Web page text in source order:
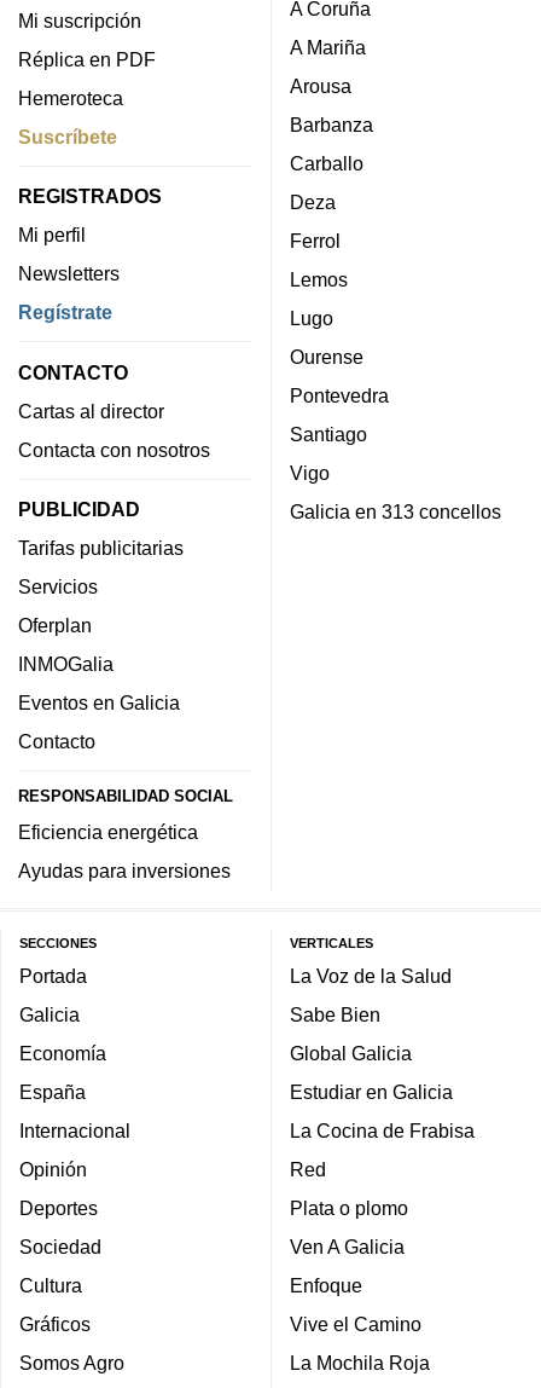
Mi suscripción
Réplica en PDF
Hemeroteca
Suscríbete
REGISTRADOS
Mi perfil
Newsletters
Regístrate
CONTACTO
Cartas al director
Contacta con nosotros
PUBLICIDAD
Tarifas publicitarias
Servicios
Oferplan
INMOGalia
Eventos en Galicia
Contacto
RESPONSABILIDAD SOCIAL
Eficiencia energética
Ayudas para inversiones
A Coruña
A Mariña
Arousa
Barbanza
Carballo
Deza
Ferrol
Lemos
Lugo
Ourense
Pontevedra
Santiago
Vigo
Galicia en 313 concellos
SECCIONES
Portada
Galicia
Economía
España
Internacional
Opinión
Deportes
Sociedad
Cultura
Gráficos
Somos Agro
VERTICALES
La Voz de la Salud
Sabe Bien
Global Galicia
Estudiar en Galicia
La Cocina de Frabisa
Red
Plata o plomo
Ven A Galicia
Enfoque
Vive el Camino
La Mochila Roja